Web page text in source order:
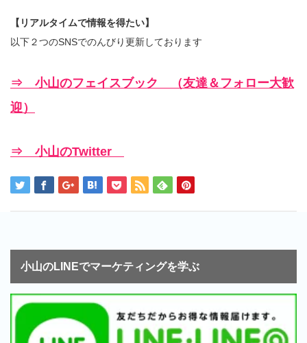
【リアルタイムで情報を得たい】
以下２つのSNSでのんびり更新しております
⇒ 小山のフェイスブック （友達＆フォロー大歓
迎）
⇒ 小山のTwitter
小山のLINEでマーケティングを学ぶ